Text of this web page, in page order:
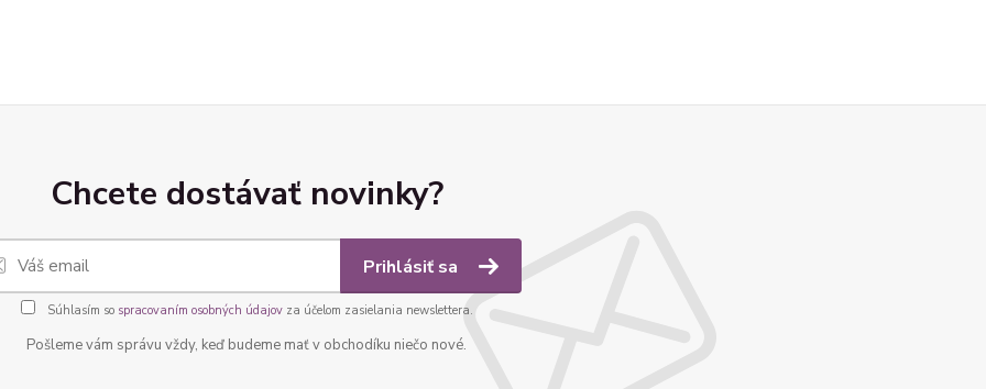
Chcete dostávať novinky?
Prihlásiť sa
Súhlasím so spracovaním osobných údajovza účelom zasielania newslettera.
Pošleme vám správu vždy, keď budeme mať v obchodíku niečo nové.